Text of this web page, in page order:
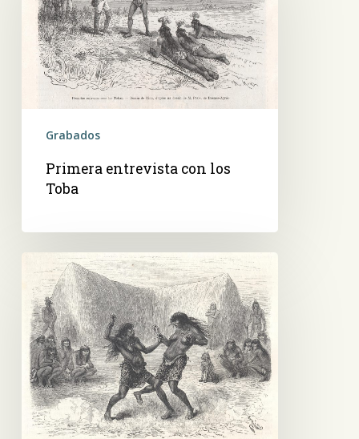
Toba
Grabados
Primera entrevista con los
Toba
Combate
entre
mujeres
Toba